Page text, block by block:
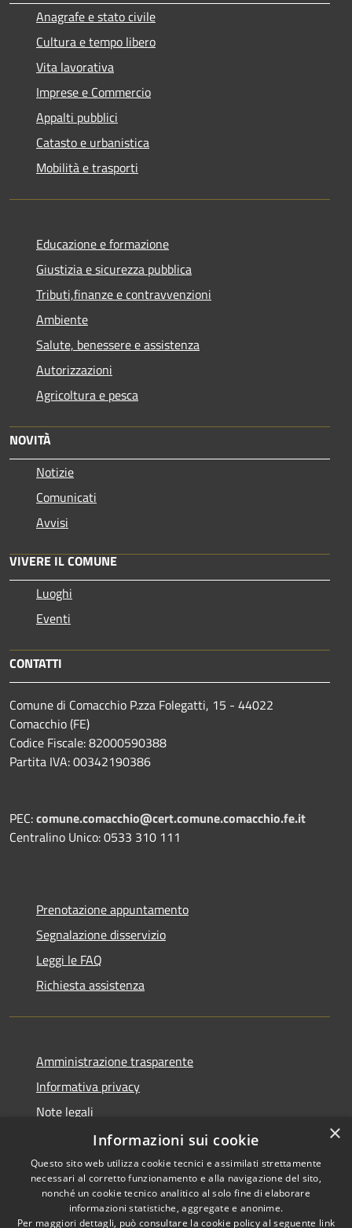
Anagrafe e stato civile
Cultura e tempo libero
Vita lavorativa
Imprese e Commercio
Appalti pubblici
Catasto e urbanistica
Mobilità e trasporti
Educazione e formazione
Giustizia e sicurezza pubblica
Tributi,finanze e contravvenzioni
Ambiente
Salute, benessere e assistenza
Autorizzazioni
Agricoltura e pesca
NOVITÀ
Notizie
Comunicati
Avvisi
VIVERE IL COMUNE
Luoghi
Eventi
CONTATTI
Comune di Comacchio P.zza Folegatti, 15 - 44022
Comacchio (FE)
Codice Fiscale: 82000590388
Partita IVA: 00342190386
PEC:comune.comacchio@cert.comune.comacchio.fe.it
Centralino Unico: 0533 310 111
Prenotazione appuntamento
Segnalazione disservizio
Leggi le FAQ
Richiesta assistenza
Amministrazione trasparente
Informativa privacy
Note legali
Dichiarazione di accessibilità
RSS
Copyright © 2026 • Città di
×
Informazioni sui cookie
Questo sito web utilizza cookie tecnici e assimilati strettamente
necessari al corretto funzionamento e alla navigazione del sito,
nonché un cookie tecnico analitico al solo fine di elaborare
informazioni statistiche, aggregate e anonime.
Per maggiori dettagli, può consultare la cookie policy al seguente link